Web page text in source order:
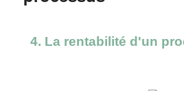
4. La rentabilité d'un